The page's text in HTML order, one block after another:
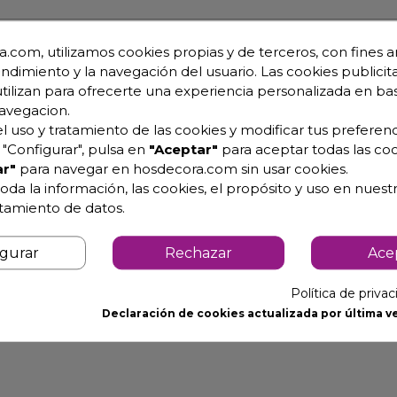
las freidoras convencionales.
energéticamente, ya que calientan
controles digitales que permiten ajustar la
que la freidora se caliente rápidamente, lo que reduce
expuestos, las freidoras de inducción
de gas, la superficie de la freidora de
utilizamos cookies propias y de terceros, con fines
y la navegación del usuario. Las cookies
para ofrecerte una experiencia personalizada en
uso y tratamiento de las cookies y modificar tus
pulsa en "Aceptar" para aceptar todas las
para navegar en hosdecora.com sin usar cookies.
la información, las cookies, el propósito y uso en
de datos.
Rechazar
Política de
Declaración de cookies actualizada por última